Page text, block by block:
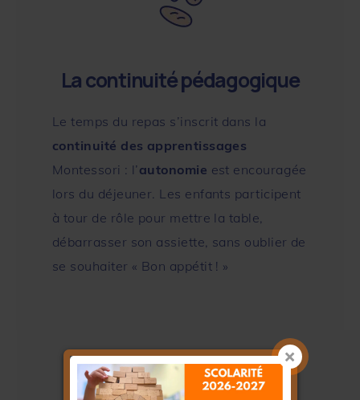
La continuité pédagogique
Le temps du repas s’inscrit dans la
continuité des apprentissages
Montessori : l’ autonomie est encouragée
lors du déjeuner. Les enfants participent
à tour de rôle pour mettre la table,
débarrasser son assiette, sans oublier de
se souhaiter « Bon appétit ! »